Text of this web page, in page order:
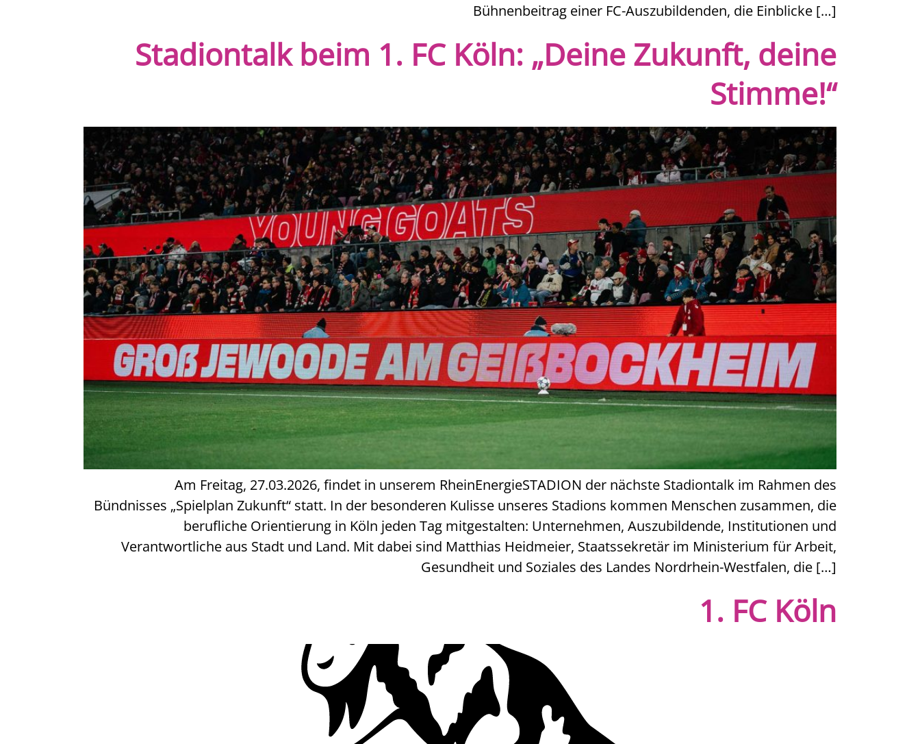
Bühnenbeitrag einer FC-Auszubildenden, die Einblicke […]
Stadiontalk beim 1. FC Köln: „Deine Zukunft, deine
Stimme!“
Am Freitag, 27.03.2026, findet in unserem RheinEnergieSTADION der nächste Stadiontalk im Rahmen des
Bündnisses „Spielplan Zukunft“ statt. In der besonderen Kulisse unseres Stadions kommen Menschen zusammen, die
berufliche Orientierung in Köln jeden Tag mitgestalten: Unternehmen, Auszubildende, Institutionen und
Verantwortliche aus Stadt und Land. Mit dabei sind Matthias Heidmeier, Staatssekretär im Ministerium für Arbeit,
Gesundheit und Soziales des Landes Nordrhein-Westfalen, die […]
1. FC Köln